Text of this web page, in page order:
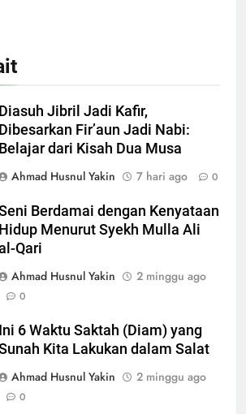
Diasuh Jibril Jadi Kafir,
Dibesarkan Fir’aun Jadi Nabi:
Belajar dari Kisah Dua Musa
Ahmad Husnul Yakin
7 hari ago 0
Berdamai dengan Kenyataan
Hidup Menurut Syekh Mulla Ali
Qari
Ahmad Husnul Yakin
2 minggu ago
0
Ini 6 Waktu Saktah (Diam) yang
Kita Lakukan dalam Salat
Ahmad Husnul Yakin
2 minggu ago
0